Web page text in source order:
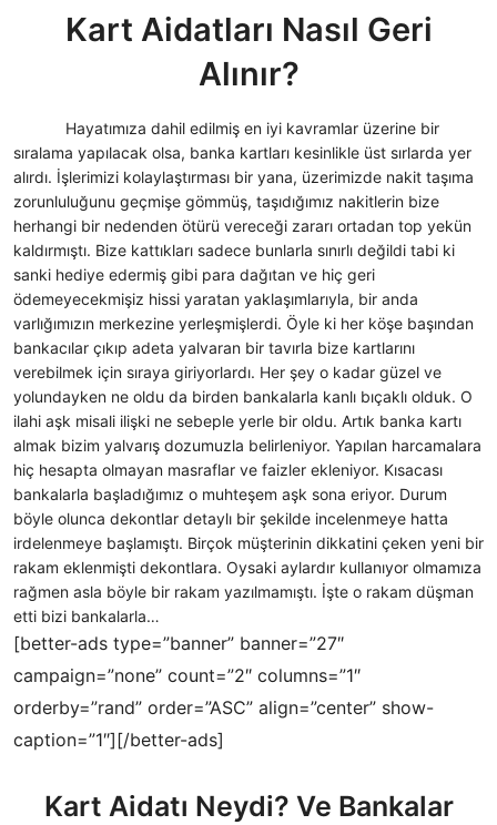
Kart Aidatları Nasıl Geri
Alınır?
Hayatımıza dahil edilmiş en iyi kavramlar üzerine bir
sıralama yapılacak olsa, banka kartları kesinlikle üst sırlarda yer
alırdı. İşlerimizi kolaylaştırması bir yana, üzerimizde nakit taşıma
zorunluluğunu geçmişe gömmüş, taşıdığımız nakitlerin bize
herhangi bir nedenden ötürü vereceği zararı ortadan top yekün
kaldırmıştı. Bize kattıkları sadece bunlarla sınırlı değildi tabi ki
sanki hediye edermiş gibi para dağıtan ve hiç geri
ödemeyecekmişiz hissi yaratan yaklaşımlarıyla, bir anda
varlığımızın merkezine yerleşmişlerdi. Öyle ki her köşe başından
bankacılar çıkıp adeta yalvaran bir tavırla bize kartlarını
verebilmek için sıraya giriyorlardı. Her şey o kadar güzel ve
yolundayken ne oldu da birden bankalarla kanlı bıçaklı olduk. O
ilahi aşk misali ilişki ne sebeple yerle bir oldu. Artık banka kartı
almak bizim yalvarış dozumuzla belirleniyor. Yapılan harcamalara
hiç hesapta olmayan masraflar ve faizler ekleniyor. Kısacası
bankalarla başladığımız o muhteşem aşk sona eriyor. Durum
böyle olunca dekontlar detaylı bir şekilde incelenmeye hatta
irdelenmeye başlamıştı. Birçok müşterinin dikkatini çeken yeni bir
rakam eklenmişti dekontlara. Oysaki aylardır kullanıyor olmamıza
rağmen asla böyle bir rakam yazılmamıştı. İşte o rakam düşman
etti bizi bankalarla…
[better-ads type=”banner” banner=”27″
campaign=”none” count=”2″ columns=”1″
orderby=”rand” order=”ASC” align=”center” show-
caption=”1″][/better-ads]
Kart Aidatı Neydi? Ve Bankalar